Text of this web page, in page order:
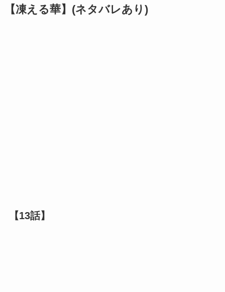
【凍える華】(ネタバレあり)
【13話】